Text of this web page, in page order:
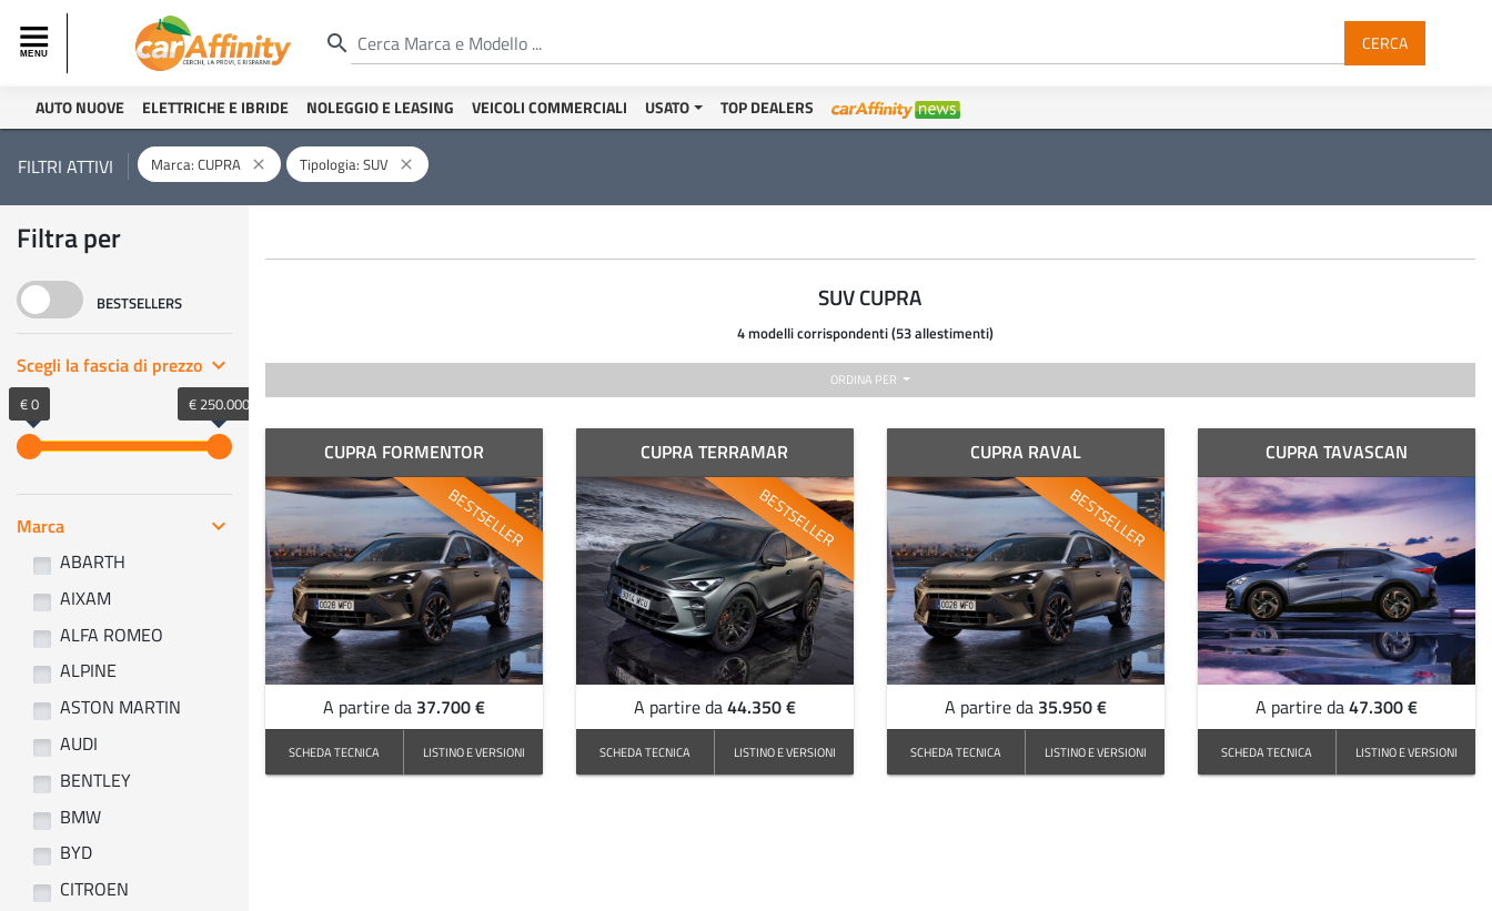
search CERCA
AUTO NUOVE ELETTRICHE E IBRIDE NOLEGGIO E LEASING VEICOLI COMMERCIALI USATO TOP DEALERS
FILTRI ATTIVI Marca: CUPRA close Tipologia: SUV close
Filtra per
BESTSELLERS
Scegli la fascia di prezzo keyboard_arrow_right
€ 0 € 250.000
Marca keyboard_arrow_right
ABARTH
AIXAM
ALFA ROMEO
ALPINE
ASTON MARTIN
AUDI
BENTLEY
BMW
BYD
CITROEN
SUV CUPRA
4 modelli corrispondenti (53 allestimenti)
ORDINA PER
CUPRA FORMENTOR
BESTSELLER
A partire da 37.700 €
SCHEDA TECNICA LISTINO E VERSIONI
CUPRA TERRAMAR
BESTSELLER
A partire da44.350 €
SCHEDA TECNICA LISTINO E VERSIONI
CUPRA RAVAL
BESTSELLER
A partire da 35.950 €
SCHEDA TECNICA LISTINO E VERSIONI
CUPRA TAVASCAN
A partire da47.300 €
SCHEDA TECNICA LISTINO E VERSIONI